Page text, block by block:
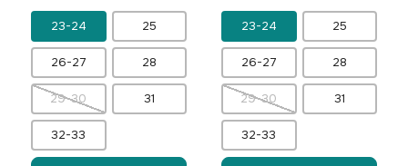
23-24 25
26-27 28
29-30 31
32-33
23-24 25
26-27 28
29-30 31
32-33